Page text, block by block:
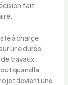
fait
à charge
une durée
travaux.
quand la
devient une